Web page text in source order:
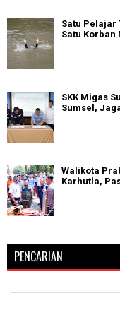
Satu Pelajar
Satu Korban
SKK Migas
Sumsel,
Walikota
Karhutla,
PENCARIAN